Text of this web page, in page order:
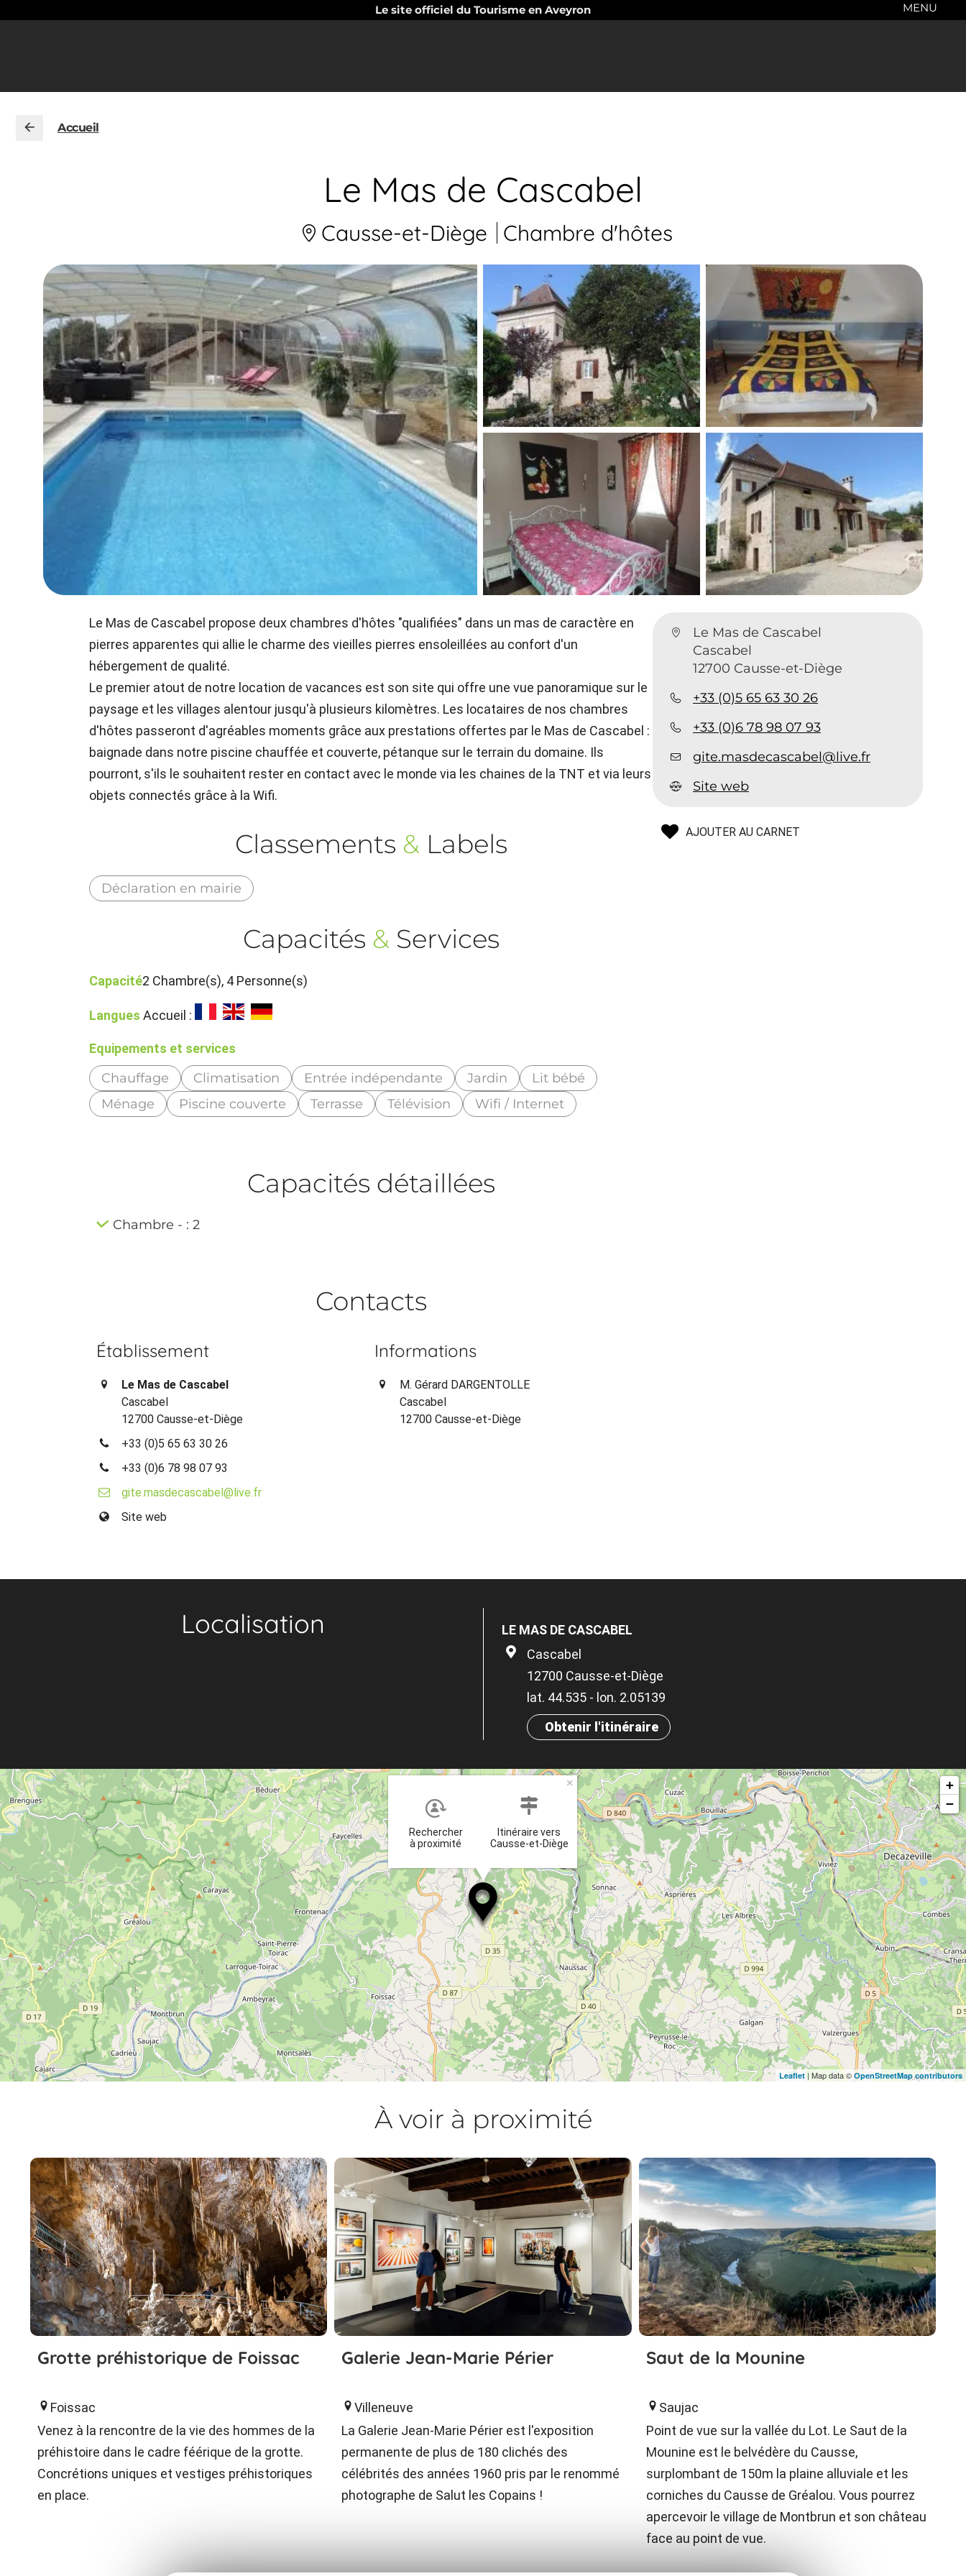
Le site officiel du Tourisme en Aveyron MENU
Accueil
Le Mas de Cascabel
Causse-et-Diège Chambre d'hôtes
Le Mas de Cascabel
Cascabel
12700 Causse-et-Diège
+33 (0)5 65 63 30 26
+33 (0)6 78 98 07 93
gite.masdecascabel@live.fr
Site web
AJOUTER AU CARNET
Le Mas de Cascabel propose deux chambres d'hôtes "qualifiées" dans un mas de caractère en
pierres apparentes qui allie le charme des vieilles pierres ensoleillées au confort d'un
hébergement de qualité.
Le premier atout de notre location de vacances est son site qui offre une vue panoramique sur le
paysage et les villages alentour jusqu'à plusieurs kilomètres. Les locataires de nos chambres
d'hôtes passeront d'agréables moments grâce aux prestations offertes par le Mas de Cascabel :
baignade dans notre piscine chauffée et couverte, pétanque sur le terrain du domaine. Ils
pourront, s'ils le souhaitent rester en contact avec le monde via les chaines de la TNT et via leurs
objets connectés grâce à la Wifi.
Classements & Labels
Déclaration en mairie
Capacités & Services
Capacité2 Chambre(s), 4 Personne(s)
Langues Accueil :
Equipements et services
Chauffage Climatisation Entrée indépendante Jardin
Lit bébé
Ménage
Piscine couverte Terrasse Télévision Wifi / Internet
Capacités détaillées
Chambre - : 2
Contacts
Établissement
Le Mas de Cascabel
Cascabel
12700 Causse-et-Diège
+33 (0)5 65 63 30 26
+33 (0)6 78 98 07 93
gite.masdecascabel@live.fr
Site web
Informations
M. Gérard DARGENTOLLE
Cascabel
12700 Causse-et-Diège
Localisation
LE MAS DE CASCABEL
Cascabel
12700 Causse-et-Diège
lat. 44.535 - lon. 2.05139
Obtenir l'itinéraire
Rechercher
à proximité
Itinéraire vers
Causse-et-Diège
×
+
−
Leaflet | Map data © OpenStreetMap contributors
À voir à proximité
Grotte préhistorique de Foissac
Foissac
Venez à la rencontre de la vie des hommes de la
préhistoire dans le cadre féérique de la grotte.
Concrétions uniques et vestiges préhistoriques
en place.
Galerie Jean-Marie Périer
Villeneuve
La Galerie Jean-Marie Périer est l'exposition
permanente de plus de 180 clichés des
célébrités des années 1960 pris par le renommé
photographe de Salut les Copains !
Saut de la Mounine
Saujac
Point de vue sur la vallée du Lot. Le Saut de la
Mounine est le belvédère du Causse,
surplombant de 150m la plaine alluviale et les
corniches du Causse de Gréalou. Vous pourrez
apercevoir le village de Montbrun et son château
face au point de vue.